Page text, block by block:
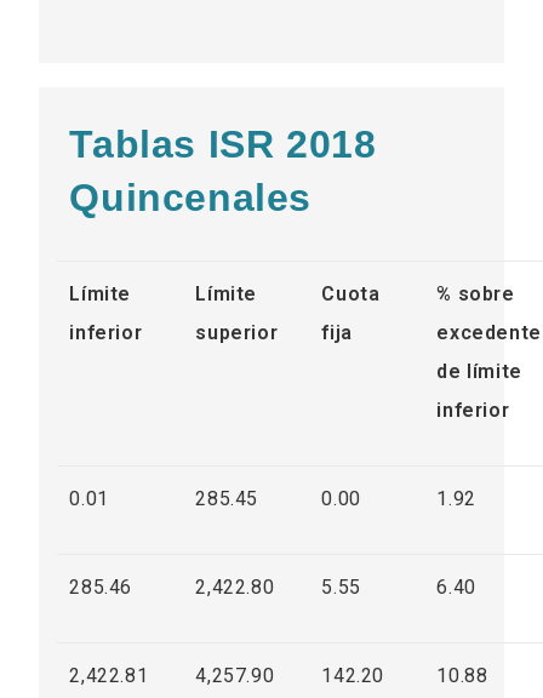
Tablas ISR 2018
Quincenales
Límite
inferior
Límite
superior
Cuota
fija
% sobre
excedente
de límite
inferior
0.01 285.45 0.00 1.92
285.46 2,422.80 5.55 6.40
2,422.81 4,257.90 142.20 10.88